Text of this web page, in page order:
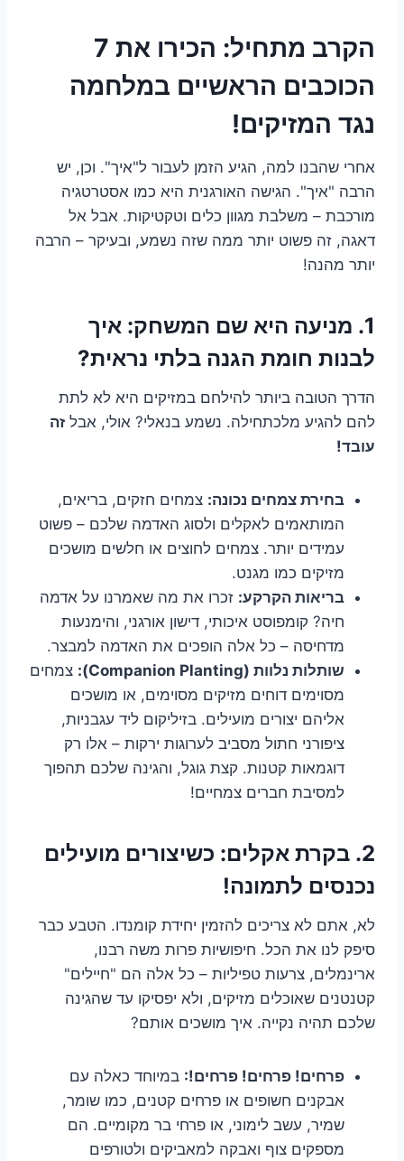
הקרב מתחיל: הכירו את 7
הכוכבים הראשיים במלחמה
נגד המזיקים!
אחרי שהבנו למה, הגיע הזמן לעבור ל"איך". וכן, יש
הרבה "איך". הגישה האורגנית היא כמו אסטרטגיה
מורכבת – משלבת מגוון כלים וטקטיקות. אבל אל
דאגה, זה פשוט יותר ממה שזה נשמע, ובעיקר – הרבה
יותר מהנה!
1. מניעה היא שם המשחק: איך
לבנות חומת הגנה בלתי נראית?
הדרך הטובה ביותר להילחם במזיקים היא לא לתת
להם להגיע מלכתחילה. נשמע בנאלי? אולי, אבל זה
עובד!
בחירת צמחים נכונה: צמחים חזקים, בריאים,
המותאמים לאקלים ולסוג האדמה שלכם – פשוט
עמידים יותר. צמחים לחוצים או חלשים מושכים
מזיקים כמו מגנט.
בריאות הקרקע: זכרו את מה שאמרנו על אדמה
חיה? קומפוסט איכותי, דישון אורגני, והימנעות
מדחיסה – כל אלה הופכים את האדמה למבצר.
שותלות נלוות (Companion Planting):
צמחים
מסוימים דוחים מזיקים מסוימים, או מושכים
אליהם יצורים מועילים. בזיליקום ליד עגבניות,
ציפורני חתול מסביב לערוגות ירקות – אלו רק
דוגמאות קטנות. קצת גוגל, והגינה שלכם תהפוך
למסיבת חברים צמחיים!
2. בקרת אקלים: כשיצורים מועילים
נכנסים לתמונה!
לא, אתם לא צריכים להזמין יחידת קומנדו. הטבע כבר
סיפק לנו את הכל. חיפושיות פרות משה רבנו,
ארינמלים, צרעות טפיליות – כל אלה הם "חיילים"
קטנטנים שאוכלים מזיקים, ולא יפסיקו עד שהגינה
שלכם תהיה נקייה. איך מושכים אותם?
פרחים! פרחים! פרחים!: במיוחד כאלה עם
אבקנים חשופים או פרחים קטנים, כמו שומר,
שמיר, עשב לימוני, או פרחי בר מקומיים. הם
מספקים צוף ואבקה למאביקים ולטורפים